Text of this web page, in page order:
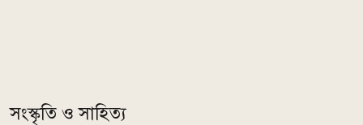
সংস্কৃতি ও সাহিত্য